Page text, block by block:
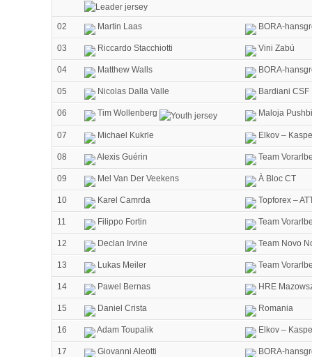
02 Martin Laas BORA-
03 Riccardo Stacchiotti Vini Zabú
04 Matthew Walls BORA-
05 Nicolas Dalla Valle Bardiani CSF
06 Tim Wollenberg Maloja
07 Michael Kukrle Elkov –
08 Alexis Guérin Team
09 Mel Van Der Veekens À Bloc CT
10 Karel Camrda Topforex –
11 Filippo Fortin Team
12 Declan Irvine Team Novo
13 Lukas Meiler Team
14 Pawel Bernas HRE
15 Daniel Crista Romania
16 Adam Toupalik Elkov –
17 Giovanni Aleotti BORA-